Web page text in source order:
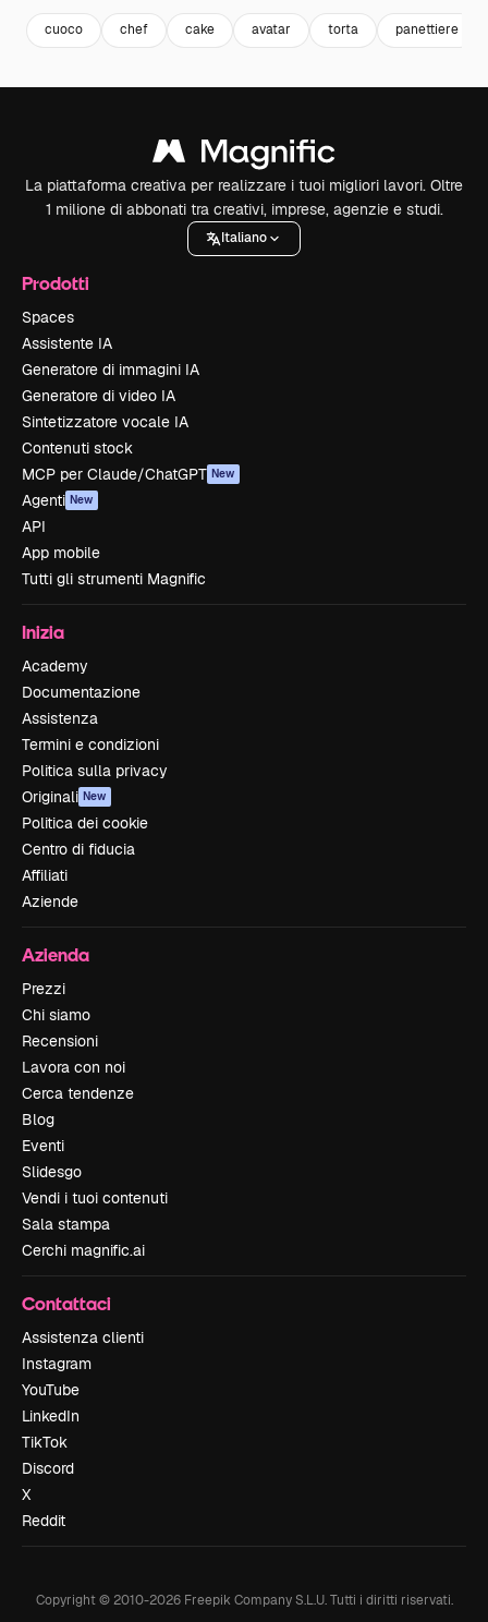
cuoco chef cake avatar torta panettiere
La piattaforma creativa per realizzare i tuoi migliori lavori. Oltre
1 milione di abbonati tra creativi, imprese, agenzie e studi.
Italiano
Prodotti
Spaces
Assistente IA
Generatore di immagini IA
Generatore di video IA
Sintetizzatore vocale IA
Contenuti stock
MCP per Claude/ChatGPT New
Agenti New
API
App mobile
Tutti gli strumenti Magnific
Inizia
Academy
Documentazione
Assistenza
Termini e condizioni
Politica sulla privacy
Originali New
Politica dei cookie
Centro di fiducia
Affiliati
Aziende
Azienda
Prezzi
Chi siamo
Recensioni
Lavora con noi
Cerca tendenze
Blog
Eventi
Slidesgo
Vendi i tuoi contenuti
Sala stampa
Cerchi magnific.ai
Contattaci
Assistenza clienti
Instagram
YouTube
LinkedIn
TikTok
Discord
X
Reddit
Copyright © 2010-2026Freepik Company S.L.U. Tutti i diritti riservati.